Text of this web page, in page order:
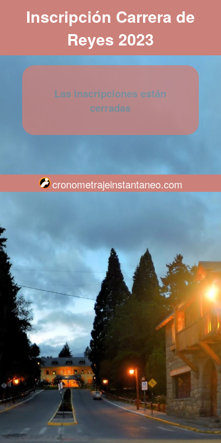
Inscripción Carrera de
Reyes 2023
Las inscripciones están
cerradas
cronometrajeinstantaneo.com